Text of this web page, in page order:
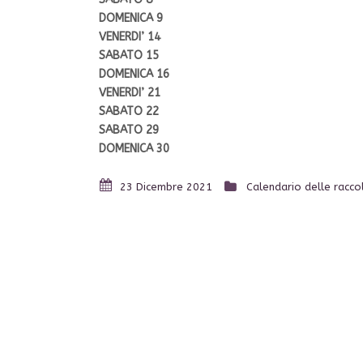
DOMENICA 9
VENERDI’ 14
SABATO 15
DOMENICA 16
VENERDI’ 21
SABATO 22
SABATO 29
DOMENICA 30
23 Dicembre 2021 Calendario delle